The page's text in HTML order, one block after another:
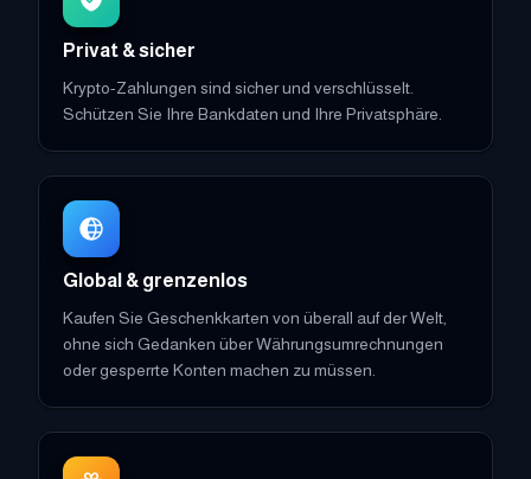
Privat & sicher
Krypto-Zahlungen sind sicher und verschlüsselt.
Schützen Sie Ihre Bankdaten und Ihre Privatsphäre.
Global & grenzenlos
Kaufen Sie Geschenkkarten von überall auf der Welt,
ohne sich Gedanken über Währungsumrechnungen
oder gesperrte Konten machen zu müssen.